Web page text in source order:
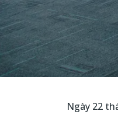
Ngày 22